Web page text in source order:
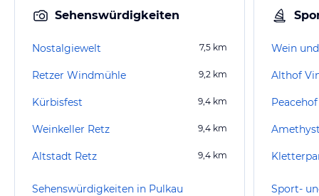
Sehenswürdigkeiten
Nostalgiewelt 7,5 km
Retzer Windmühle 9,2 km
Kürbisfest 9,4 km
Weinkeller Retz 9,4 km
Altstadt Retz 9,4 km
Sehenswürdigkeiten in Pulkau
Wein
Althof
Sport-